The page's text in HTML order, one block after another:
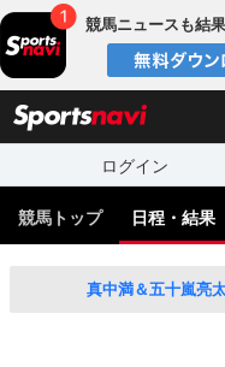
競馬ニュースも結
ログイン
競馬トップ 日程・結果
真中満＆五十嵐亮